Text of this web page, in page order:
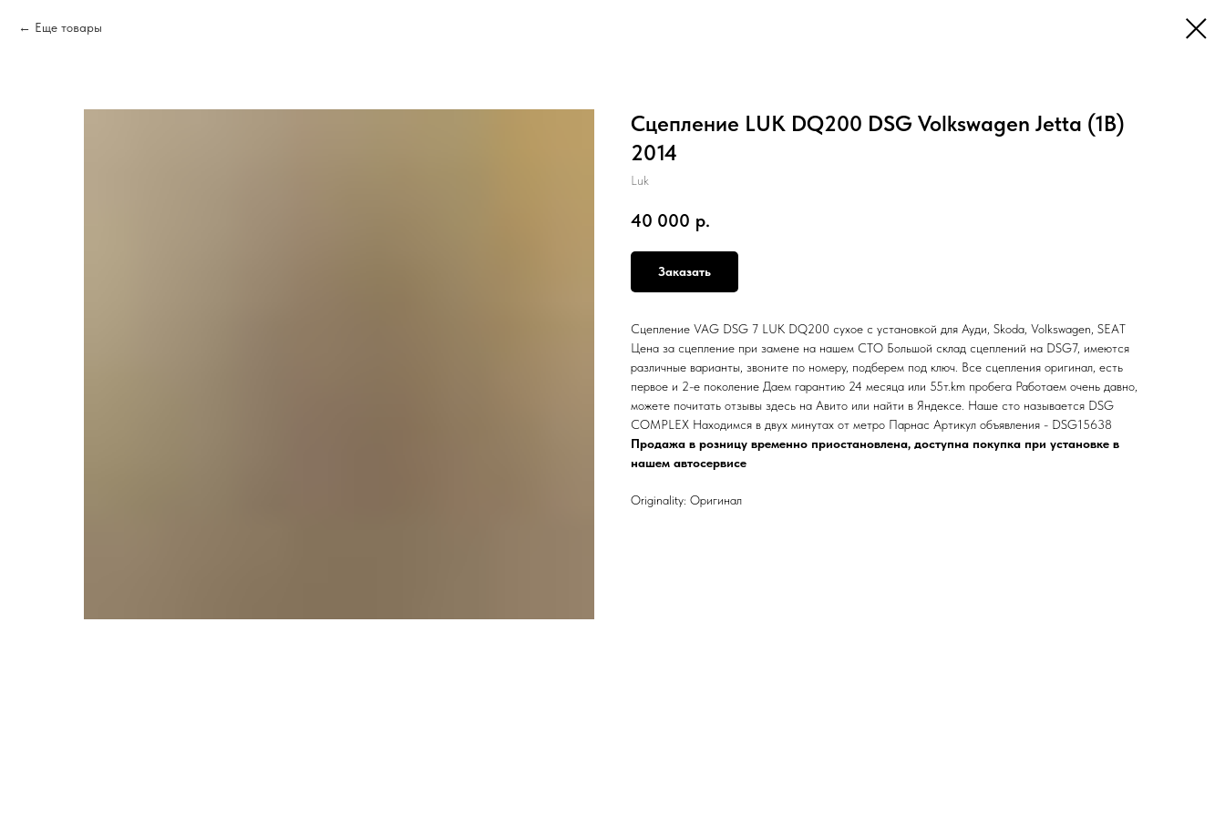
Еще товары
Сцепление LUK DQ200 DSG Volkswagen Jetta (1B)
2014
Luk
40 000 р.
Заказать
Сцепление VAG DSG 7 LUK DQ200 сухое с установкой для Ауди, Skoda, Volkswagen, SEAT
Цена за сцепление при замене на нашем СТО Большой склад сцеплений на DSG7, имеются
различные варианты, звоните по номеру, подберем под ключ. Все сцепления оригинал, есть
первое и 2-е поколение Даем гарантию 24 месяца или 55т.km пробега Работаем очень давно,
можете почитать отзывы здесь на Авито или найти в Яндексе. Наше сто называется DSG
COMPLEX Находимся в двух минутах от метро Парнас Артикул объявления - DSG15638
Продажа в розницу временно приостановлена, доступна покупка при установке в
нашем автосервисе
Originality: Оригинал